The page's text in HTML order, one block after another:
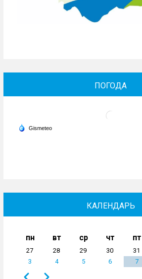
ПОГОДА
КАЛЕНДАРЬ
пн вт ср чт пт
27 28 29 30 31
3
4 5 6 7
Назад Вперёд